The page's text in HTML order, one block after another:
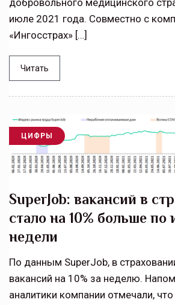
добровольного медицинского
июле 2021 года. Совместно с
«Ингосстрах» […]
Читать
ЦИФРЫ
SuperJob: вакансий в
стало на 10% больше по
недели
По данным SuperJob, в
вакансий на 10% за неделю.
аналитики компании отмечали,